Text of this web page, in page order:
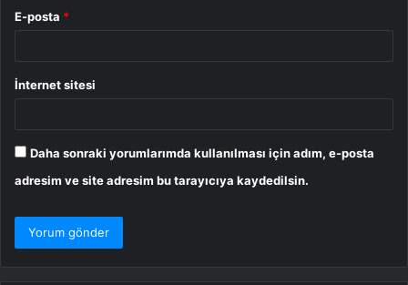
E-posta *
İnternet sitesi
Daha sonraki yorumlarımda kullanılması için adım, e-posta
adresim ve site adresim bu tarayıcıya kaydedilsin.